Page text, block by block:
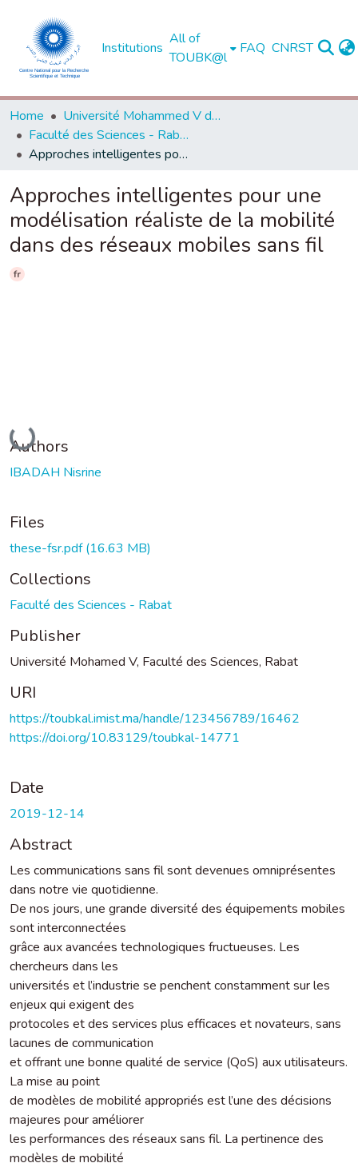
Institutions
All of
TOUBK@l
FAQ CNRST
Home
Université Mohammed V de Rabat
Faculté des Sciences - Rabat
Approches intelligentes pour une modélisation réaliste de la mobilité dans des réseaux mobiles sans fil
Approches intelligentes pour une
modélisation réaliste de la mobilité
dans des réseaux mobiles sans fil
fr
Loading...
Authors
IBADAH Nisrine
Files
these-fsr.pdf(16.63 MB)
Collections
Faculté des Sciences - Rabat
Publisher
Université Mohamed V, Faculté des Sciences, Rabat
URI
https://toubkal.imist.ma/handle/123456789/16462
https://doi.org/10.83129/toubkal-14771
Date
2019-12-14
Abstract
Les communications sans fil sont devenues omniprésentes
dans notre vie quotidienne.
De nos jours, une grande diversité des équipements mobiles
sont interconnectées
grâce aux avancées technologiques fructueuses. Les
chercheurs dans les
universités et l’industrie se penchent constamment sur les
enjeux qui exigent des
protocoles et des services plus efficaces et novateurs, sans
lacunes de communication
et offrant une bonne qualité de service (QoS) aux utilisateurs.
La mise au point
de modèles de mobilité appropriés est l’une des décisions
majeures pour améliorer
les performances des réseaux sans fil. La pertinence des
modèles de mobilité